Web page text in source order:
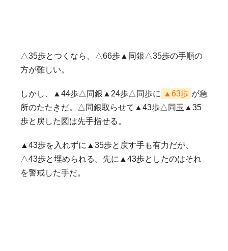
△35歩とつくなら、△66歩▲同銀△35歩の手順の
方が難しい。
しかし、▲44歩△同銀▲24歩△同歩に ▲63歩 が急
所のたたきだ。△同銀取らせて▲43歩△同玉▲35
歩と戻した図は先手指せる。
▲43歩を入れずに▲35歩と戻す手も有力だが、
△43歩と埋められる。先に▲43歩としたのはそれ
を警戒した手だ。